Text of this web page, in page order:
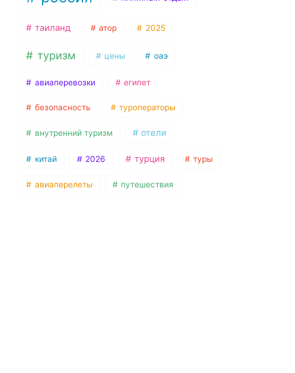
таиланд атор 2025
туризм цены оаэ
авиаперевозки египет
безопасность туроператоры
внутренний туризм отели
китай 2026 турция туры
авиаперелеты путешествия